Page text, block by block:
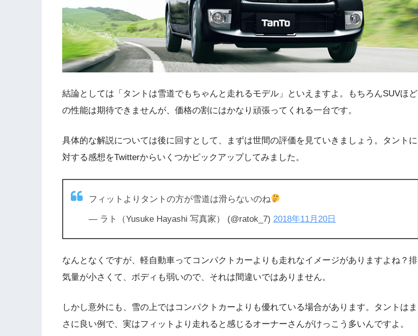
結論としては「タントは雪道でもちゃんと走れるモデル」といえますよ。もちろんSUVほど
の性能は期待できませんが、価格の割にはかなり頑張ってくれる一台です。
具体的な解説については後に回すとして、まずは世間の評価を見ていきましょう。タントに
対する感想をTwitterからいくつかピックアップしてみました。
フィットよりタントの方が雪道は滑らないのね
— ラト（Yusuke Hayashi 写真家） (@ratok_7) 2018年11月20日
なんとなくですが、軽自動車ってコンパクトカーよりも走れなイメージがありますよね？排
気量が小さくて、ボディも弱いので、それは間違いではありません。
しかし意外にも、雪の上ではコンパクトカーよりも優れている場合があります。タントはま
さに良い例で、実はフィットより走れると感じるオーナーさんがけっこう多いんですよ。